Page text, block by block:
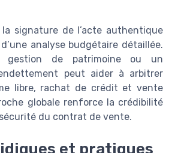
signature de l’acte authentique
analyse budgétaire détaillée.
gestion de patrimoine ou un
peut aider à arbitrer
libre, rachat de crédit et vente
globale renforce la crédibilité
du contrat de vente.
et pratiques